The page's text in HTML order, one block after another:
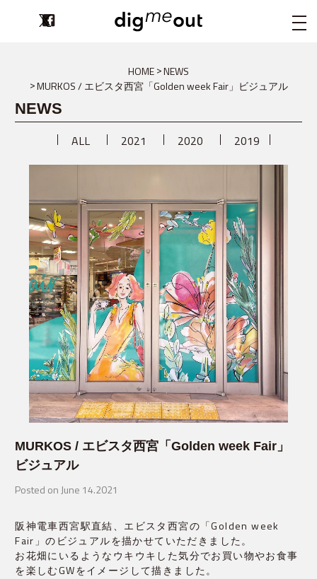
digmeout
HOME
NEWS
MURKOS / エビスタ西宮「Golden week Fair」ビジュアル
NEWS
ALL 2021 2020 2019
MURKOS / エビスタ西宮「Golden week Fair」
ビジュアル
Posted on June 14.2021
阪神電車西宮駅直結、エビスタ西宮の「Golden week
Fair」のビジュアルを描かせていただきました。
お花畑にいるようなウキウキした気分でお買い物やお食事
を楽しむGWをイメージして描きました。